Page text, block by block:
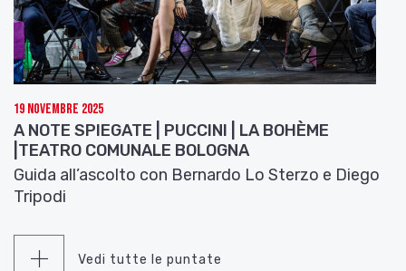
19 Novembre 2025
A NOTE SPIEGATE | PUCCINI | LA BOHÈME
|TEATRO COMUNALE BOLOGNA
Guida all’ascolto con Bernardo Lo Sterzo e Diego
Tripodi
Vedi tutte le puntate